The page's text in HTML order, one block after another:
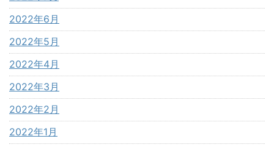
2022年6月
2022年5月
2022年4月
2022年3月
2022年2月
2022年1月